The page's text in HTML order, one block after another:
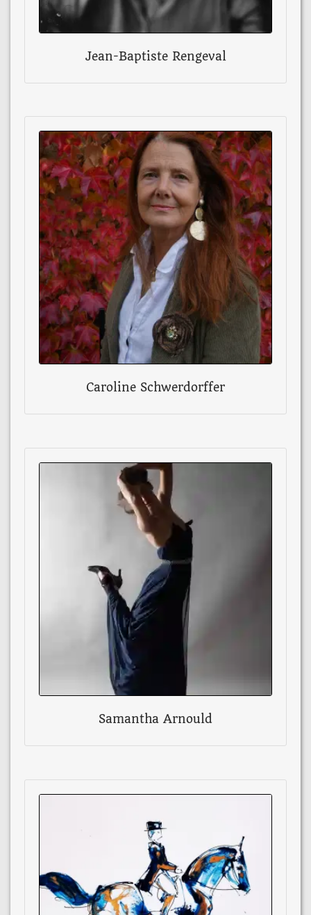
Jean-Baptiste Rengeval
Caroline Schwerdorffer
Samantha Arnould